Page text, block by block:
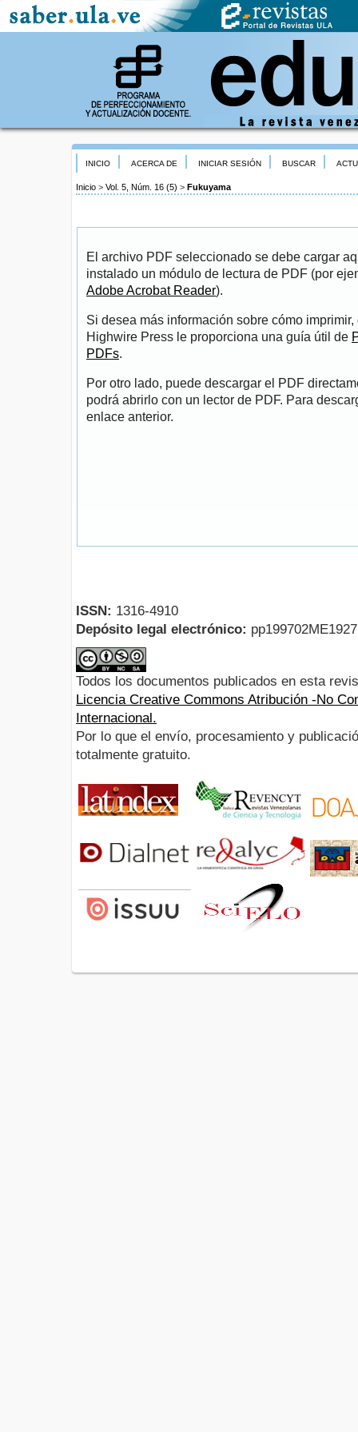
INICIO ACERCA DE INICIAR SESIÓN BUSCAR
Inicio > Vol. 5, Núm. 16 (5) > Fukuyama
El archivo PDF seleccionado se debe cargar
instalado un módulo de lectura de PDF (por
Adobe Acrobat Reader).
Si desea más información sobre cómo
Highwire Press le proporciona una guía útil de
PDFs.
Por otro lado, puede descargar el PDF
podrá abrirlo con un lector de PDF. Para
enlace anterior.
ISSN: 1316-4910
Depósito legal electrónico:
Todos los documentos publicados en esta
Licencia Creative Commons Atribución -No
Internacional.
Por lo que el envío, procesamiento y
totalmente gratuito.